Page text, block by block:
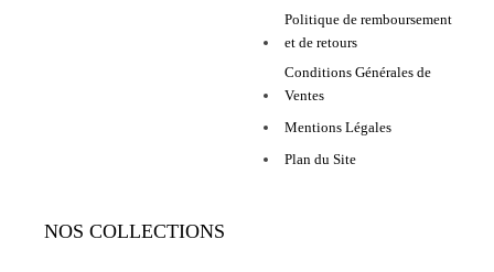
Politique de remboursement
et de retours
Conditions Générales de
Ventes
Mentions Légales
Plan du Site
NOS COLLECTIONS